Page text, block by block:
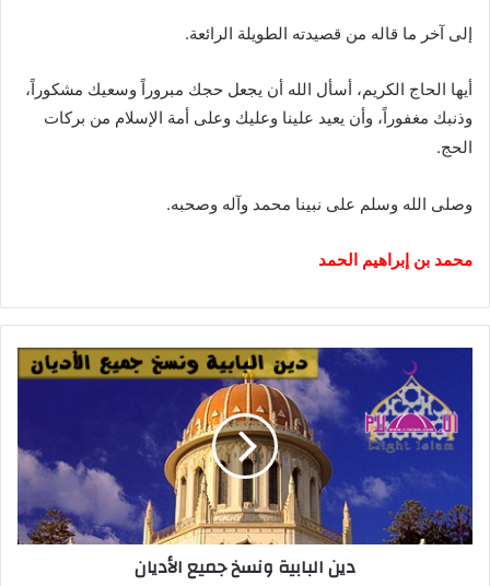
إلى آخر ما قاله من قصيدته الطويلة الرائعة.
أيها الحاج الكريم، أسأل الله أن يجعل حجك مبروراً وسعيك مشكوراً،
وذنبك مغفوراً، وأن يعيد علينا وعليك وعلى أمة الإسلام من بركات
الحج.
وصلى الله وسلم على نبينا محمد وآله وصحبه.
محمد بن إبراهيم الحمد
دين البابية ونسخ جميع الأديان